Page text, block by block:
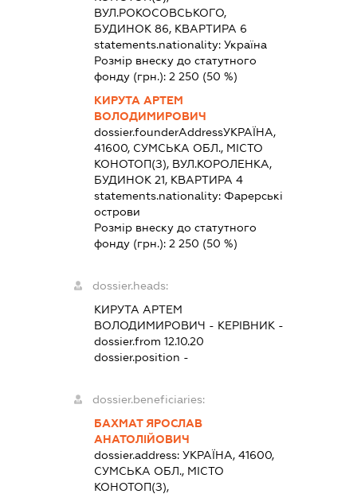
ВУЛ.РОКОСОВСЬКОГО,
БУДИНОК 86, КВАРТИРА 6
statements.nationality:Україна
Розмір внеску до статутного
фонду (грн.):2 250 (50 %)
КИРУТА АРТЕМ
ВОЛОДИМИРОВИЧ
dossier.founderAddressУКРАЇНА,
41600, СУМСЬКА ОБЛ., МІСТО
КОНОТОП(З), ВУЛ.КОРОЛЕНКА,
БУДИНОК 21, КВАРТИРА 4
statements.nationality: Фарерські
острови
Розмір внеску до статутного
фонду (грн.):2 250 (50 %)
dossier.heads:
КИРУТА АРТЕМ
ВОЛОДИМИРОВИЧ - КЕРІВНИК -
dossier.from 12.10.20
dossier.position -
dossier.beneficiaries:
БАХМАТ ЯРОСЛАВ
АНАТОЛІЙОВИЧ
dossier.address:УКРАЇНА, 41600,
СУМСЬКА ОБЛ., МІСТО
КОНОТОП(З),